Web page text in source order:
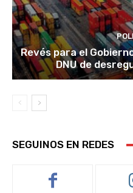
Revés para el
DNU de
SEGUINOS EN REDES